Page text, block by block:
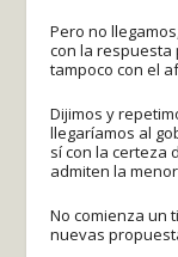
Pero no
con la respuesta
tampoco con el
Dijimos y
llegaríamos al
sí con la certeza
admiten la
No comienza un
nuevas